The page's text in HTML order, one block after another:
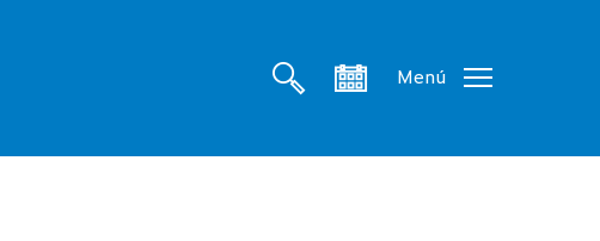
searchaccount
Menú